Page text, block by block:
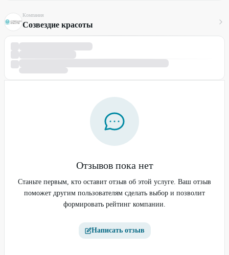
Компания
Созвездие красоты
Отзывов пока нет
Станьте первым, кто оставит отзыв об этой услуге. Ваш отзыв
поможет другим пользователям сделать выбор и позволит
формировать рейтинг компании.
Написать отзыв